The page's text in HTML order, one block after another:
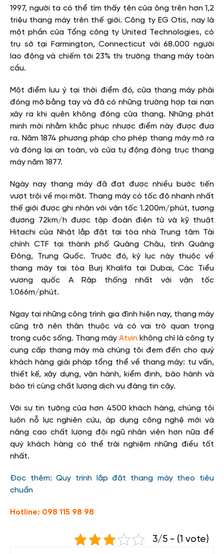
1997, người ta có thể tìm thấy tên của ông trên hơn 1,2
triệu thang máy trên thế giới. Công ty EG Otis, nay là
một phần của Tổng công ty United Technologies, có
trụ sở tại Farmington, Connecticut với 68.000 người
lao động và chiếm tới 23% thị trường thang máy toàn
cầu.
Một điểm lưu ý tại thời điểm đó, cửa thang máy phải
đóng mở bằng tay và đã có những trường hợp tai nạn
xảy ra khi quên không đóng cửa thang. Những phát
minh mới nhằm khắc phục nhược điểm này được đưa
ra. Năm 1874 phương pháp cho phép thang máy mở ra
và đóng lại an toàn, và cửa tự động đóng trục thang
máy năm 1877.
Ngày nay thang máy đã đạt được nhiều bước tiến
vượt trội về mọi mặt. Thang máy có tốc độ nhanh nhất
thế giới được ghi nhận với vận tốc 1.200m/phút, tương
đương 72km/h được tập đoàn điện tử và kỹ thuật
Hitachi của Nhật lắp đặt tại tòa nhà Trung tâm Tài
chính CTF tại thành phố Quảng Châu, tỉnh Quảng
Đông, Trung Quốc. Trước đó, kỷ lục này thuộc về
thang máy tại tòa Burj Khalifa tại Dubai, Các Tiểu
vương quốc A Rập thống nhất với vận tốc
1.066m/phút.
Ngay tại những công trình gia đình hiện nay, thang máy
cũng trở nên thân thuộc và có vai trò quan trọng
trong cuộc sống. Thang máy Atvin không chỉ là công ty
cung cấp thang máy mà chúng tôi đem đến cho quý
khách hàng giải pháp tổng thể về thang máy: tư vấn,
thiết kế, xây dựng, vận hành, kiểm định, bảo hành và
bảo trì cùng chất lượng dịch vụ đáng tin cậy.
Với sự tin tưởng của hơn 4500 khách hàng, chúng tôi
luôn nỗ lực nghiên cứu, áp dụng công nghệ mới và
nâng cao chất lượng đội ngũ nhân viên hơn nữa để
quý khách hàng có thể trải nghiệm những điều tốt
nhất.
Đọc thêm: Quy trình lắp đặt thang máy theo tiêu
chuẩn
Hotline: 098 115 98 98
3/5 - (1 vote)